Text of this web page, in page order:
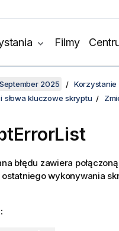
Filmy
2025 Korzystanie
słowa kluczowe skryptu
błędu zawiera
wykonywania